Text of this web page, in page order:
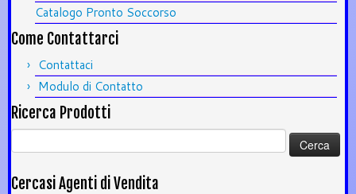
Catalogo Pronto Soccorso
Come Contattarci
Contattaci
Modulo di Contatto
Ricerca Prodotti
Ricerca
per:
Cercasi Agenti di Vendita